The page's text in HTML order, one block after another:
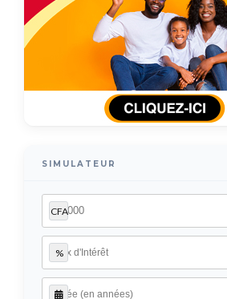
SIMULATEUR
CFA
%